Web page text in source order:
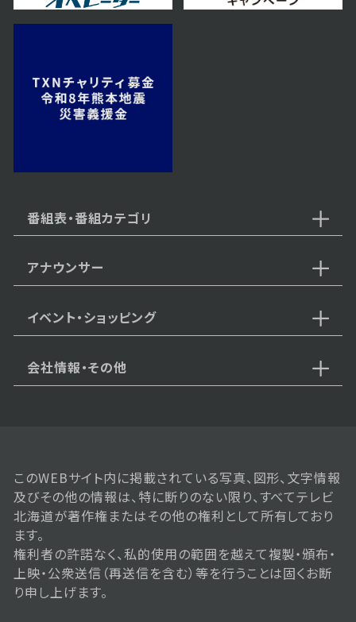
番組表・番組カテゴリ
アナウンサー
イベント・ショッピング
会社情報・その他
このWEBサイト内に掲載されている写真、図形、文字情報
及びその他の情報は、特に断りのない限り、すべてテレビ
北海道が著作権またはその他の権利として所有しており
ます。
権利者の許諾なく、私的使用の範囲を越えて複製・頒布・
上映・公衆送信（再送信を含む）等を行うことは固くお断
り申し上げます。